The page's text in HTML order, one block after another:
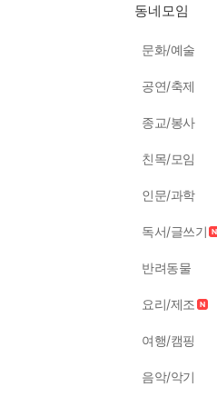
동네모임
문화/예술
공연/축제
종교/봉사
친목/모임
인문/과학
독서/글쓰기
반려동물
요리/제조
여행/캠핑
음악/악기